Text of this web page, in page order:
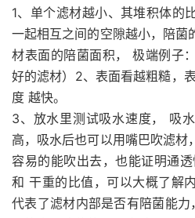
1、单个滤材越小、其堆积体的
一起相互之间的空隙越小，陪菌
材表面的陪菌面积， 极端例子
好的滤材）2、表面看越粗糙，
度 越快。
3、放水里测试吸水速度， 吸
高，吸水后也可以用嘴巴吹滤材
容易的能吹出去，也能证明通
和 干重的比值，可以大概了解
代表了滤材内部是否有陪菌能